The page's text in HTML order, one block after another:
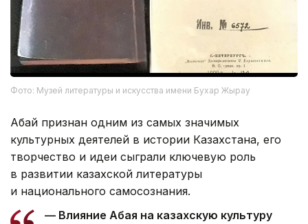
Фото: Музей литературы и искусства имени Бухар Жырау
Абай признан одним из самых значимых
культурных деятелей в истории Казахстана, его
творчество и идеи сыграли ключевую роль
в развитии казахской литературы
и национального самосознания.
— Влияние Абая на казахскую культуру